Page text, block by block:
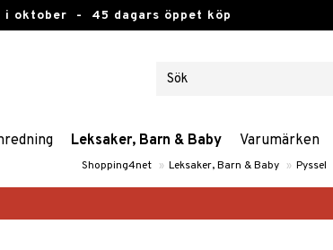
i oktober - 45 dagars öppet köp
Leksaker, Barn & Baby Varumärken
Shopping4net » Leksaker, Barn & Baby » Pyssel